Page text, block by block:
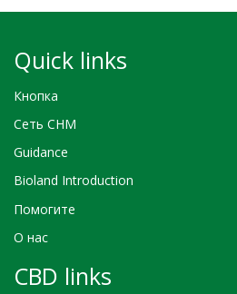
Quick links
Кнопка
Сеть CHM
Guidance
Bioland Introduction
Помогите
О нас
CBD links